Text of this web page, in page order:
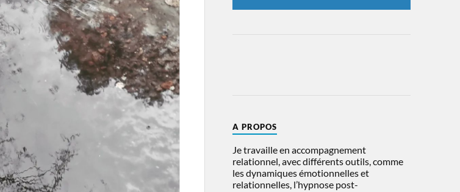
A PROPOS
Je travaille en accompagnement
relationnel, avec différents outils, comme
les dynamiques émotionnelles et
relationnelles, l’hypnose post-